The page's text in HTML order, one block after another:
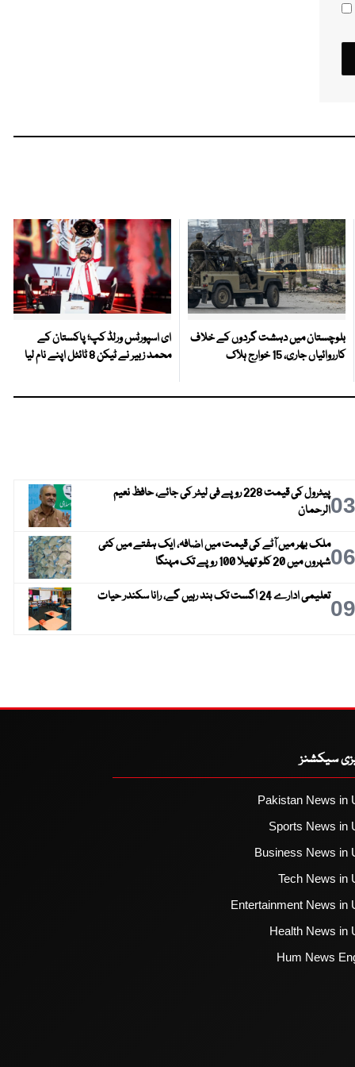
بلوچستان میں دہشت گردوں کے خلاف
کارروائیاں جاری، 15 خوارج ہلاک
ای اسپورٹس ورلڈ کپ؛ پاکستان کے
محمد زبیر نے ٹیکن 8 ٹائٹل اپنے نام لیا
03
پیٹرول کی قیمت 228 روپے فی لیٹر کی جائے، حافظ نعیم
الرحمان
06ملک بھر میں آٹے کی قیمت میں اضافہ، ایک ہفتے میں کئی
شہروں میں 20 کلو تھیلا 100 روپے تک مہنگا
09تعلیمی ادارے 24 اگست تک بند رہیں گے، رانا سکندر حیات
سیکشنز
Pakistan News in
Sports News in
Business News in
Tech News in
Entertainment News in
Health News in
Hum News